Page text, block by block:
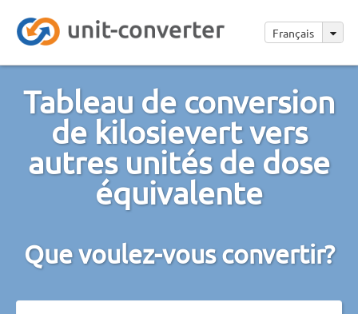
Français
Tableau de conversion
de kilosievert vers
autres unités de dose
équivalente
Que voulez-vous convertir?